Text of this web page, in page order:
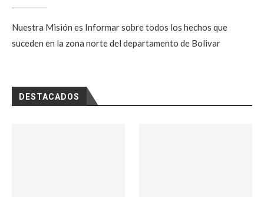
Nuestra Misión es Informar sobre todos los hechos que
suceden en la zona norte del departamento de Bolivar
DESTACADOS